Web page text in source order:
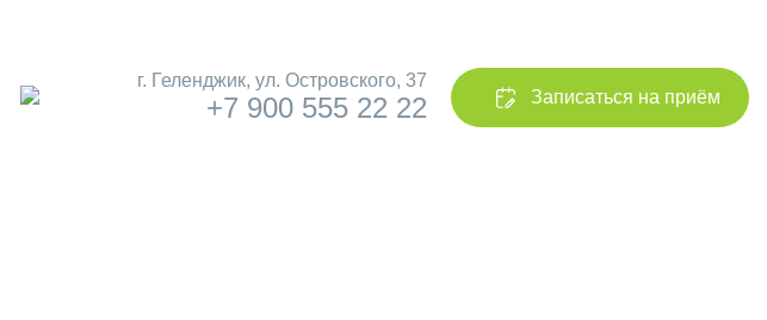
г. Геленджик, ул. Островского, 37
+7 900 555 22 22 Записаться на приём